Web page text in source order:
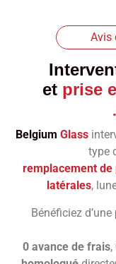
Avis
et prise
Belgium Glass
type
remplacement de
latérales,
Bénéficiez d’une
0 avance de frais,